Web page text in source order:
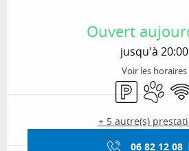
Ouvert
jusqu'à 20:00
Voir les horaires
ParkingAnimaux
WiFi
+ 5 autre(s)
06 82 12 08